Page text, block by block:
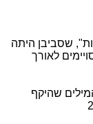
שסביבן היתה
לאורך
שהיקף